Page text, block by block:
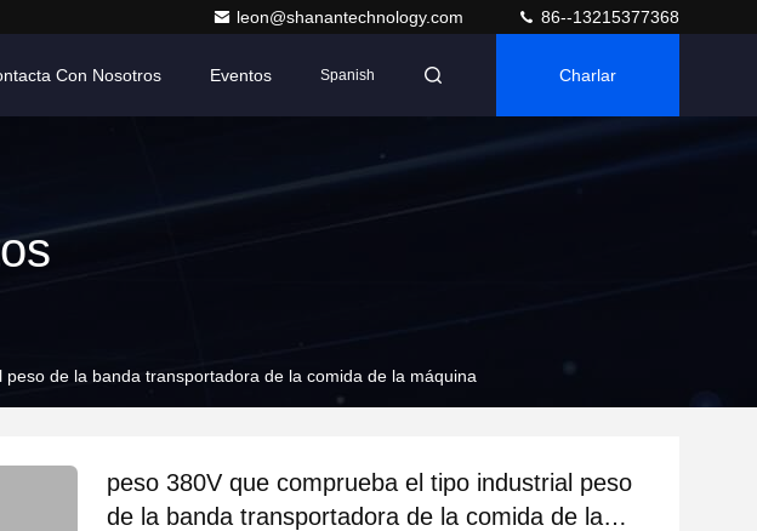
leon@shanantechnology.com 86--13215377368
Con Nosotros Eventos Spanish Charlar
de la banda transportadora de la comida de la máquina
peso 380V que comprueba el tipo industrial peso
de la banda transportadora de la comida de la